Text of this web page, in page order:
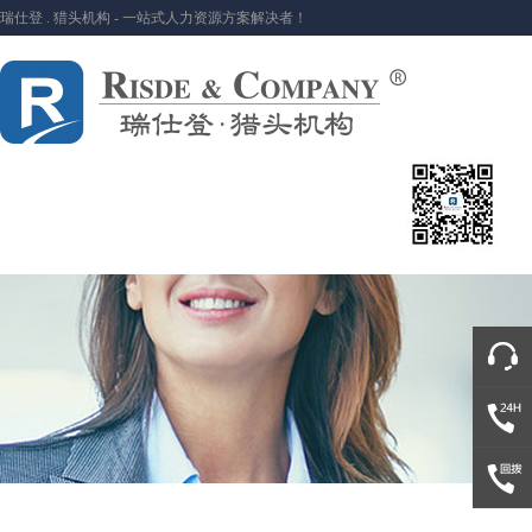
瑞仕登 . 猎头机构 - 一站式人力资源方案解决者！